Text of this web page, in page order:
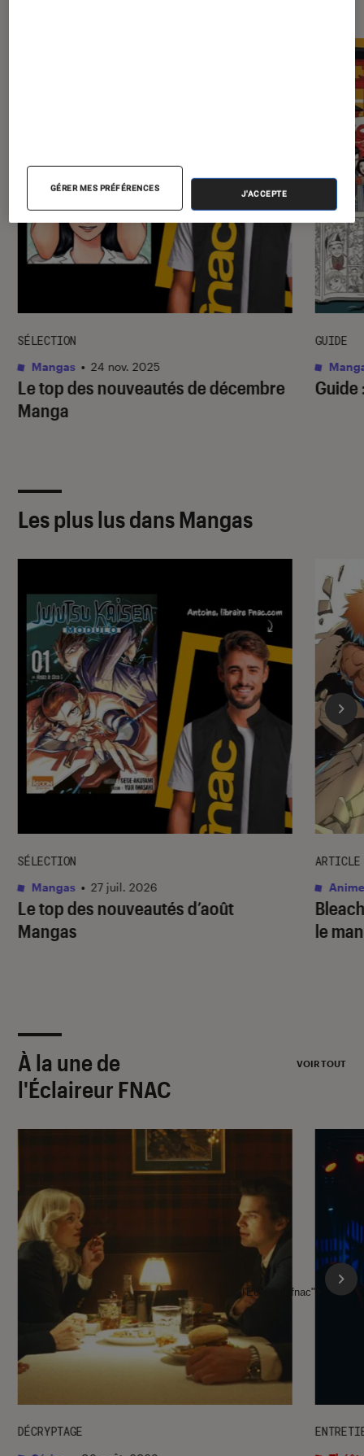
Le top des nouveautés de décembre
Manga
SÉLECTION
Mangas • 24 nov. 2025
Guide
GUIDE
Les plus lus dans Mangas
Le top des nouveautés d’août
Mangas
SÉLECTION
Mangas • 27 juil. 2026
le
ARTICLE
À la une de
l'Éclaireur FNAC
VOIR TOUT
DÉCRYPTAGE
l'Éclaireur fnac">
GÉRER MES PRÉFÉRENCES
J'ACCEPTE